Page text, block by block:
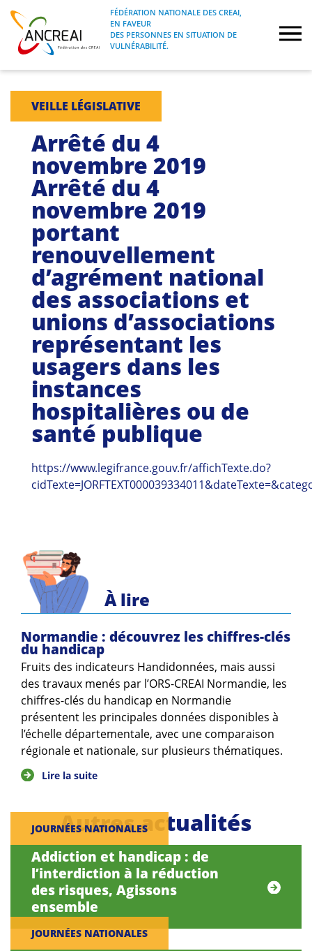
Skip
content
ANCREAI
FÉDÉRATION NATIONALE DES CREAI, EN
FAVEUR DES PERSONNES EN SITUATION
FÉDÉRATION NATIONALE DES CREAI,
EN FAVEUR
DES PERSONNES EN SITUATION DE
VULNÉRABILITÉ.
À propos
Journées nationales
Formations
Projets Fédéraux
Espace emploi
Guides et outils
Actualités
ARSENE
VEILLE LÉGISLATIVE
Arrêté du 4
novembre 2019
Arrêté du 4
novembre 2019
portant
renouvellement
d’agrément national
des associations et
unions d’associations
représentant les
usagers dans les
instances
hospitalières ou de
santé publique
https://www.legifrance.gouv.fr/affichTexte.do?
À lire
Normandie : découvrez les chiffres-clés
du handicap
Fruits des indicateurs Handidonnées, mais aussi
des travaux menés par l’ORS-CREAI Normandie, les
chiffres-clés du handicap en Normandie
présentent les principales données disponibles à
l’échelle départementale, avec une comparaison
régionale et nationale, sur plusieurs thématiques.
Lire la suite
Autres actualités
JOURNÉES NATIONALES
Addiction et handicap : de
l’interdiction à la réduction
des risques, Agissons
ensemble
JOURNÉES NATIONALES